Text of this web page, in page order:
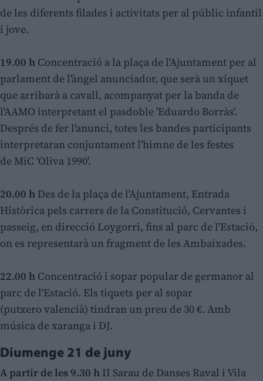
de les diferents filades i activitats per al públic infantil
i jove.
19.00 h Concentració a la plaça de l'Ajuntament per al
parlament de l'àngel anunciador, que serà un xiquet
que arribarà a cavall, acompanyat per la banda de
l'AAMO interpretant el pasdoble 'Eduardo Borràs'.
Després de fer l'anunci, totes les bandes participants
interpretaran conjuntament l'himne de les festes
de MiC 'Oliva 1990'.
20.00 h Des de la plaça de l'Ajuntament, Entrada
Històrica pels carrers de la Constitució, Cervantes i
passeig, en direcció Loygorri, fins al parc de l'Estació,
on es representarà un fragment de les Ambaixades.
22.00 h Concentració i sopar popular de germanor al
parc de l'Estació. Els tiquets per al sopar
(putxero valencià) tindran un preu de 30 €. Amb
música de xaranga i DJ.
Diumenge 21 de juny
A partir de les 9.30 h II Sarau de Danses Raval i Vila